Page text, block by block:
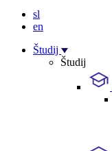
sl
en
Študij
Študij